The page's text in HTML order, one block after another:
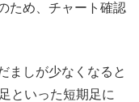
ため、チャート確認
ましが少なくなると
といった短期足に